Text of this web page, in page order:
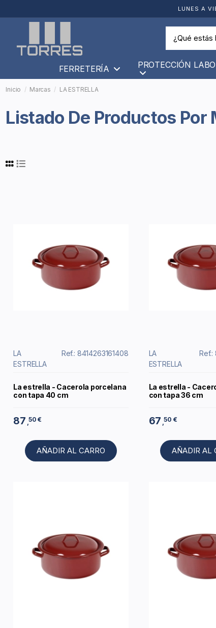
LUNES A
FERRETERÍA PROTECCIÓN
Inicio Marcas LA ESTRELLA
Listado De Productos Por
LA
ESTRELLA
Ref.: 8414263161408
La estrella - Cacerola porcelana
con tapa 40 cm
87 ,50 €
AÑADIR AL CARRO
LA
ESTRELLA
Ref.:
La estrella -
con tapa 36 cm
67 ,50 €
AÑADIR AL